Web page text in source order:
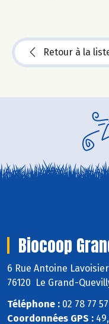
Retour à la
Biocoop
6 Rue Antoine Lavoisier
76120 Le Grand-
Téléphone : 02 78 77
Coordonnées GPS :